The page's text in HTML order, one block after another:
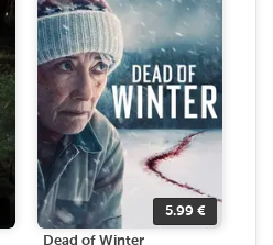
5.99 €
Dead of Winter